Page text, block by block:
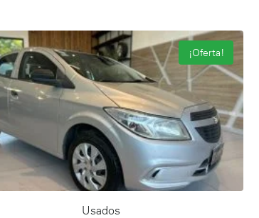
¡Oferta!
Usados